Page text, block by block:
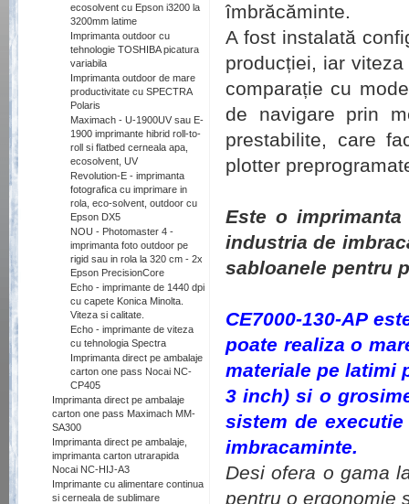
ecosolvent cu Epson i3200 la
3200mm latime
Imprimanta outdoor cu
tehnologie TOSHIBA picatura
variabila
Imprimanta outdoor de mare
productivitate cu SPECTRA
Polaris
Maximach - U-1900UV sau E-
1900 imprimante hibrid roll-to-
roll si flatbed cerneala apa,
ecosolvent, UV
Revolution-E - imprimanta
fotografica cu imprimare in
rola, eco-solvent, outdoor cu
Epson DX5
NOU - Photomaster 4 -
imprimanta foto outdoor pe
rigid sau in rola la 320 cm - 2x
Epson PrecisionCore
Echo - imprimante de 1440 dpi
cu capete Konica Minolta.
Viteza si calitate.
Echo - imprimante de viteza
cu tehnologia Spectra
Imprimanta direct pe ambalaje
carton one pass Nocai NC-
CP405
Imprimanta direct pe ambalaje
carton one pass Maximach MM-
SA300
Imprimanta direct pe ambalaje,
imprimanta carton utrarapida
Nocai NC-HIJ-A3
Imprimante cu alimentare continua
si cerneala de sublimare
îmbrăcăminte.
A fost instalată
producției, iar
comparație cu
de navigare prin
prestabilite, care
plotter
Este o
industria de
sabloanele pentru
CE7000-130-AP
poate realiza o
materiale pe latimi
3 inch) si o
sistem de
imbracaminte.
Desi ofera o gama
pentru o ergonomie